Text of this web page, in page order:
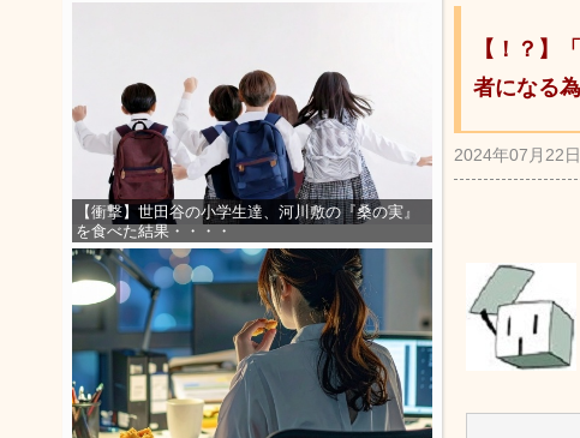
【衝撃】世田谷の小学生達、河川敷の『桑の実』
を食べた結果・・・・
【！？】
者になる
2024年07月22